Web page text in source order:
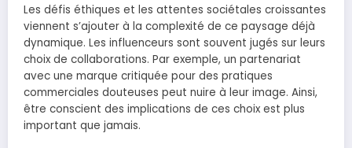
Les défis éthiques et les attentes sociétales croissantes
viennent s’ajouter à la complexité de ce paysage déjà
dynamique. Les influenceurs sont souvent jugés sur leurs
choix de collaborations. Par exemple, un partenariat
avec une marque critiquée pour des pratiques
commerciales douteuses peut nuire à leur image. Ainsi,
être conscient des implications de ces choix est plus
important que jamais.